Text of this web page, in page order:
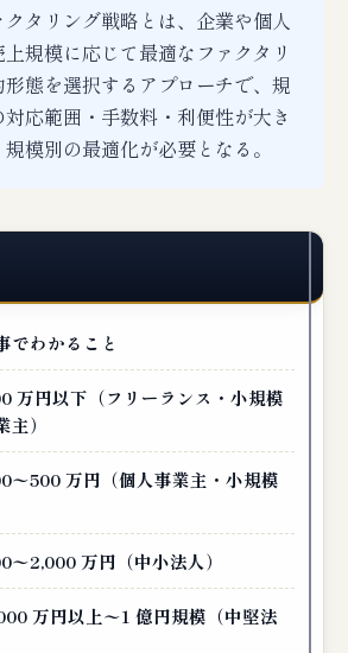
タリング戦略とは、企業や個人
規模に応じて最適なファクタリ
形態を選択するアプローチで、規
応範囲・手数料・利便性が大き
模別の最適化が必要となる。
でわかること
万円以下（フリーランス・小規模
）
〜500 万円（個人事業主・小規模
〜2,000 万円（中小法人）
万円以上〜1 億円規模（中堅法